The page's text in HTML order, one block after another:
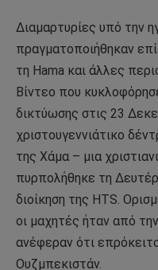
Διαμαρτυρίες υπό την
πραγματοποιήθηκαν
τη Hama και άλλες
Βίντεο που
δικτύωσης στις 23
χριστουγεννιάτικο
της Χάμα – μια
πυρπολήθηκε τη
διοίκηση της HTS.
οι μαχητές ήταν από
ανέφεραν ότι
Ουζμπεκιστάν.